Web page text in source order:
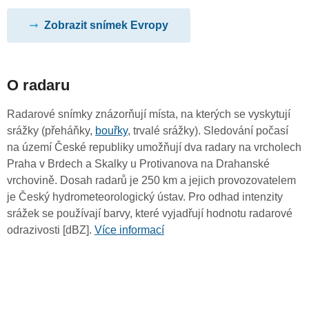
Zobrazit snímek Evropy
O radaru
Radarové snímky znázorňují místa, na kterých se vyskytují
srážky (přeháňky, bouřky, trvalé srážky). Sledování počasí
na území České republiky umožňují dva radary na vrcholech
Praha v Brdech a Skalky u Protivanova na Drahanské
vrchovině. Dosah radarů je 250 km a jejich provozovatelem
je Český hydrometeorologický ústav. Pro odhad intenzity
srážek se používají barvy, které vyjadřují hodnotu radarové
odrazivosti [dBZ]. Více informací